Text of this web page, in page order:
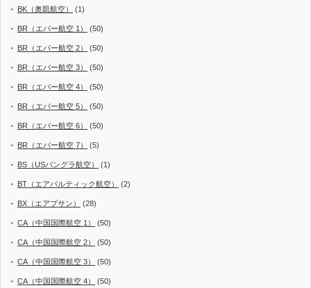
BK（奥凱航空） (1)
BR（エバー航空 1） (50)
BR（エバー航空 2） (50)
BR（エバー航空 3） (50)
BR（エバー航空 4） (50)
BR（エバー航空 5） (50)
BR（エバー航空 6） (50)
BR（エバー航空 7） (5)
BS（USバングラ航空） (1)
BT（エアバルティック航空） (2)
BX（エアプサン） (28)
CA（中国国際航空 1） (50)
CA（中国国際航空 2） (50)
CA（中国国際航空 3） (50)
CA（中国国際航空 4） (50)